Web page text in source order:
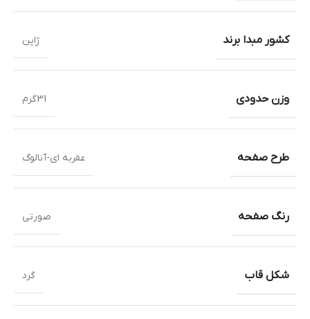
کشور مبدا برند ژاپن
وزن حدودی 31گرم
طرح صفحه عقربه ای-آنالوگ
رنگ صفحه صورتی
شکل قاب گرد